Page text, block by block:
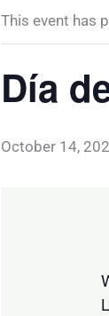
This event has
Día
October 14,